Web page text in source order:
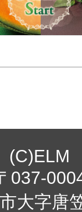
(C)ELM
037-
大字唐